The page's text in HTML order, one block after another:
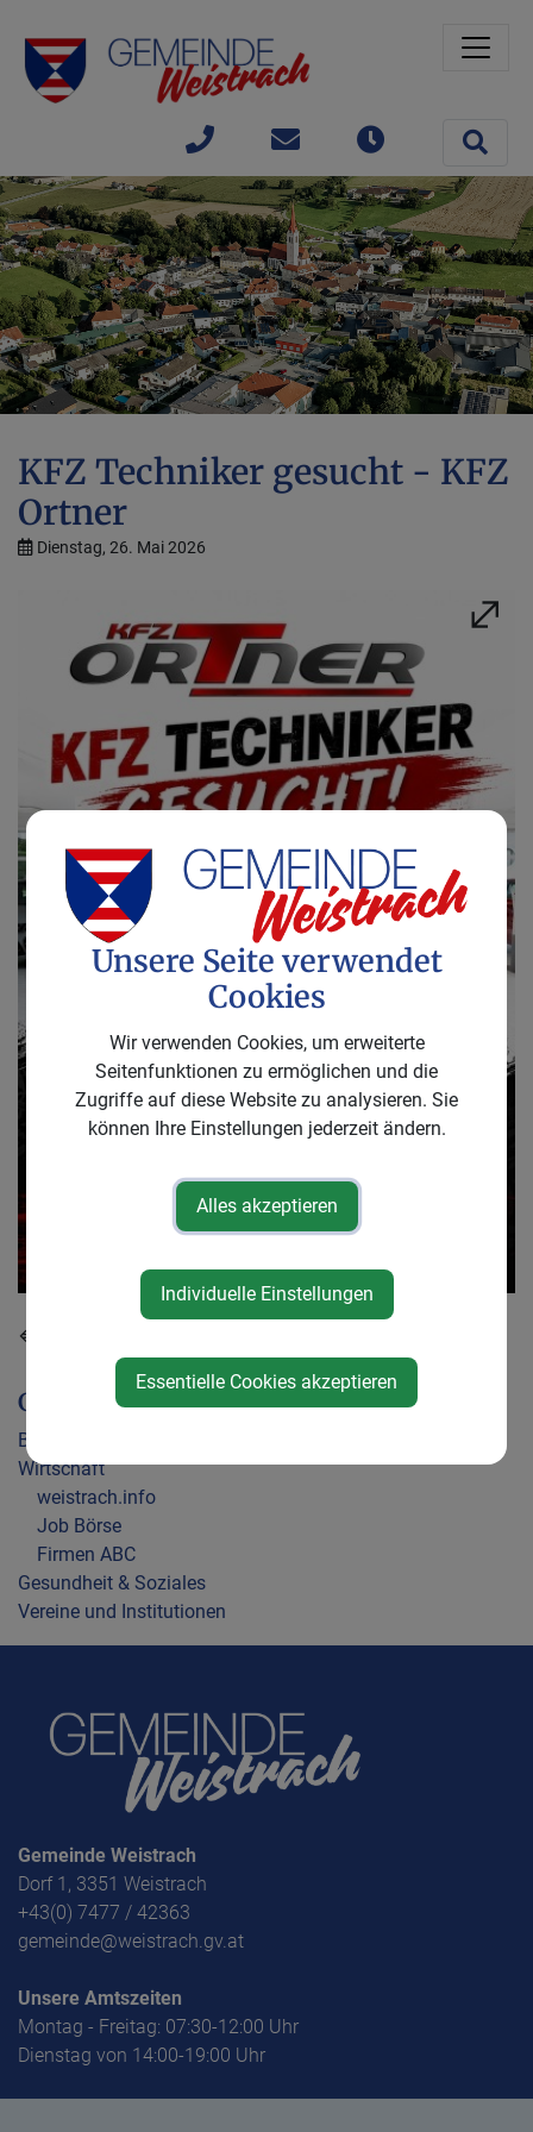
+43(0)
7477 /
42363
Gemeindeleben
Bildung
Wirtschaft
weistrach.info
Job Börse
Firmen ABC
Gesundheit & Soziales
Vereine und Institutionen
KFZ Techniker gesucht - KFZ
Ortner
Dienstag, 26. Mai 2026
⇐ zurück
Gemeinde Weistrach
Dorf 1, 3351 Weistrach
+43(0) 7477 / 42363
gemeinde@weistrach.gv.at
Unsere Amtszeiten
Montag - Freitag: 07:30-12:00 Uhr
Dienstag von 14:00-19:00 Uhr
Unsere Seite verwendet
Cookies
Wir verwenden Cookies, um erweiterte
Seitenfunktionen zu ermöglichen und die
Zugriffe auf diese Website zu analysieren. Sie
können Ihre Einstellungen jederzeit ändern.
Alles akzeptieren
Individuelle Einstellungen
Essentielle Cookies akzeptieren